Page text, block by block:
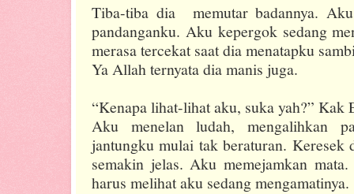
Tiba-tiba dia
memutar badannya.
pandanganku. Aku kepergok sedang
merasa tercekat saat dia menatapku
Ya Allah ternyata dia manis juga.
“Kenapa lihat-lihat aku, suka yah?” Kak
Aku menelan ludah, mengalihkan
jantungku mulai tak beraturan. Keresek
semakin jelas. Aku memejamkan
harus melihat aku sedang mengamatinya.